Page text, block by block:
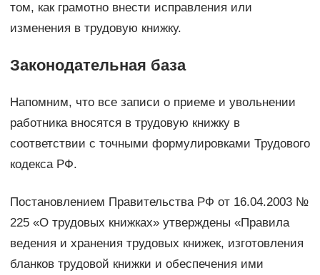
том, как грамотно внести исправления или
изменения в трудовую книжку.
Законодательная база
Напомним, что все записи о приеме и увольнении
работника вносятся в трудовую книжку в
соответствии с точными формулировками Трудового
кодекса РФ.
Постановлением Правительства РФ от 16.04.2003 №
225 «О трудовых книжках» утверждены «Правила
ведения и хранения трудовых книжек, изготовления
бланков трудовой книжки и обеспечения ими